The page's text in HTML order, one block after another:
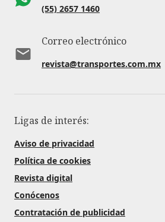
(55) 2657 1460
Correo electrónico
revista@transportes.com.mx
Ligas de interés:
Aviso de privacidad
Política de cookies
Revista digital
Conócenos
Contratación de publicidad